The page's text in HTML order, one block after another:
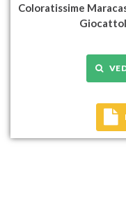
Coloratissime